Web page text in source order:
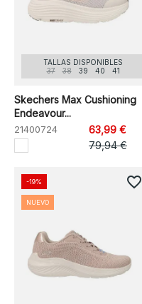
TALLAS DISPONIBLES
37
38 39 40 41
Skechers Max Cushioning
Endeavour...
21400724
63,99 €
79,94 €
-19%
NUEVO
favorite_border